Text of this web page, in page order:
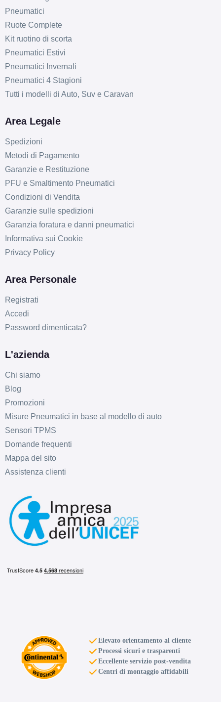
E
E
E E 71db
Pneumatici
Ruote Complete
Kit ruotino di scorta
Pneumatici Estivi
Pneumatici Invernali
Pneumatici 4 Stagioni
Tutti i modelli di Auto, Suv e Caravan
Area Legale
Spedizioni
Metodi di Pagamento
Garanzie e Restituzione
PFU e Smaltimento Pneumatici
Condizioni di Vendita
Garanzie sulle spedizioni
Garanzia foratura e danni pneumatici
Informativa sui Cookie
Privacy Policy
Area Personale
Registrati
Accedi
Password dimenticata?
L'azienda
Chi siamo
Blog
Promozioni
Misure Pneumatici in base al modello di auto
Sensori TPMS
Domande frequenti
Mappa del sito
Assistenza clienti
Elevato orientamento al cliente
Processi sicuri e trasparenti
Eccellente servizio post-vendita
Centri di montaggio affidabili